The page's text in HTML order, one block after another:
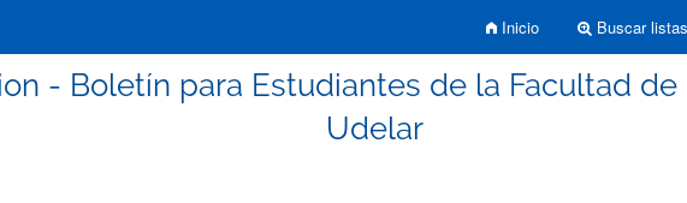
Inicio Buscar listas
- Boletín para Estudiantes de la Facultad
Udelar